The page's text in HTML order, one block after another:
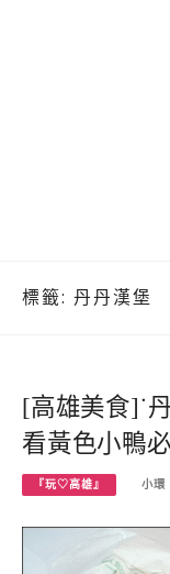
標籤: 丹丹漢堡
[高雄美食]˙
看黃色小鴨
『玩♡高雄』 小環